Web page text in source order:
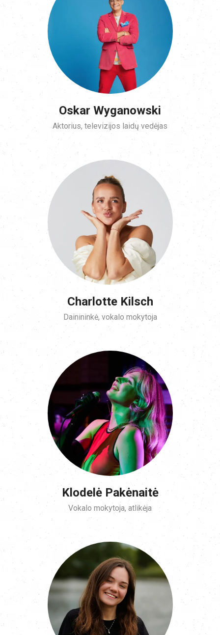
Oskar Wyganowski
Aktorius, televizijos laidų vedėjas
Charlotte Kilsch
Dainininkė, vokalo mokytoja
Klodelė Pakėnaitė
Vokalo mokytoja, atlikėja